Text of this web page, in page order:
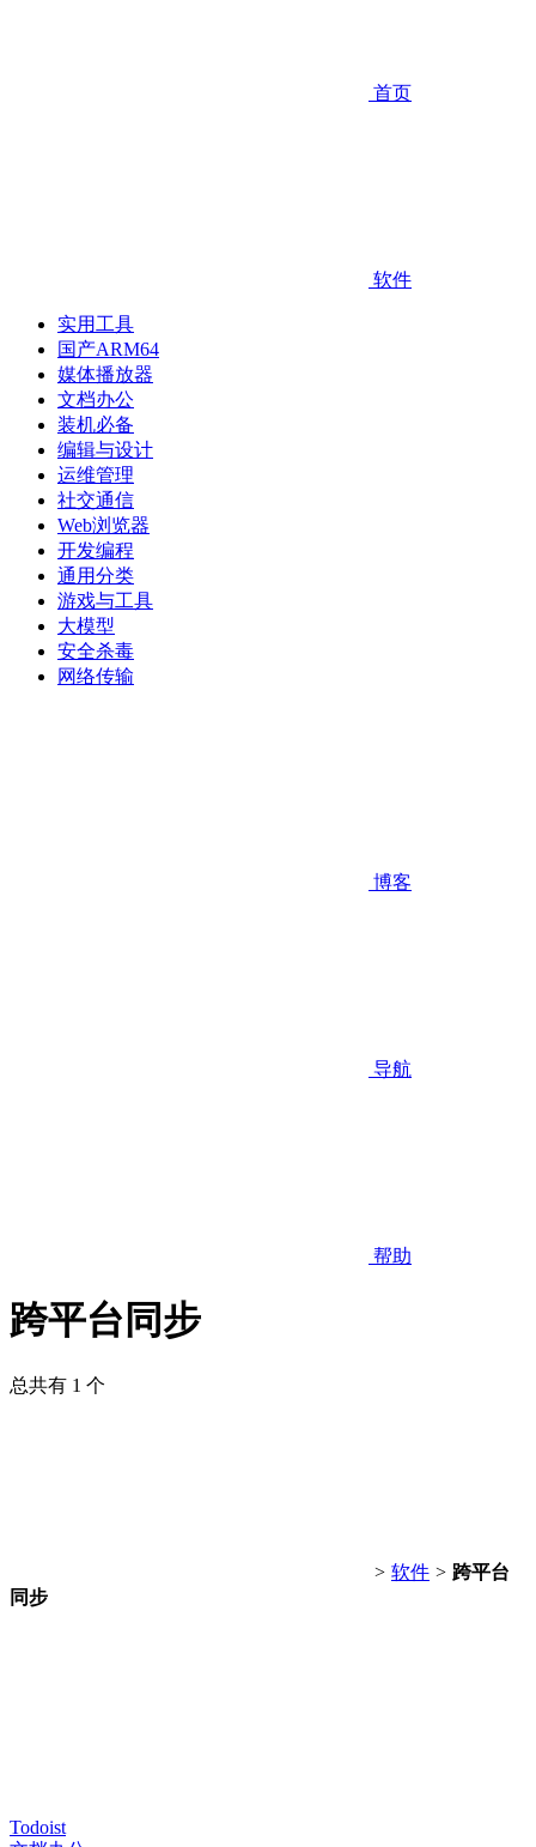
首页
软件
实用工具
国产ARM64
媒体播放器
文档办公
装机必备
编辑与设计
运维管理
社交通信
Web浏览器
开发编程
通用分类
游戏与工具
大模型
安全杀毒
网络传输
博客
导航
帮助
跨平台同步
总共有 1 个
> 软件 > 跨平台
同步
Todoist